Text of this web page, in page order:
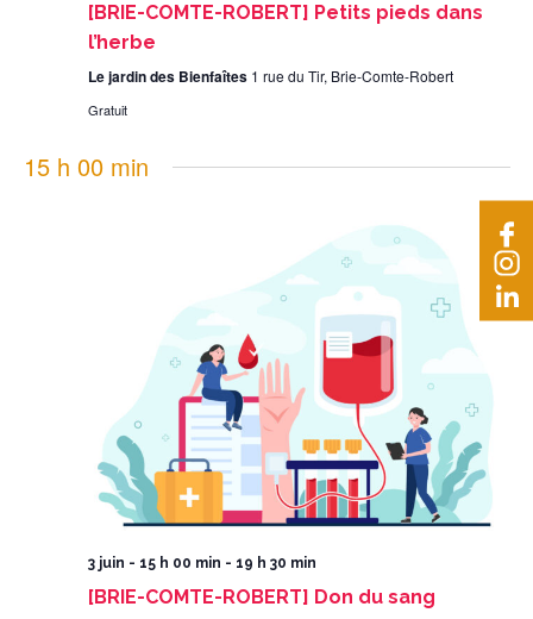
[BRIE-COMTE-ROBERT] Petits pieds dans
l’herbe
Le jardin des Bienfaîtes 1 rue du Tir, Brie-Comte-Robert
Gratuit
15 h 00 min
3 juin - 15 h 00 min - 19 h 30 min
[BRIE-COMTE-ROBERT] Don du sang